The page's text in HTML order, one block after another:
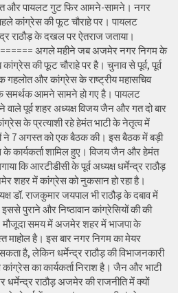
और पायलट गुट फिर आमने-सामने। नगर
कांग्रेस की फूट चौराहे पर। पायलट
राठौड़ के दखल पर ऐतराज जताया।
अगले महीने जब अजमेर नगर निगम के
की फूट चौराहे पर है। चुनाव से पूर्व, पूर्व
गहलोत और कांग्रेस के राष्ट्रीय महासचिव
समर्थक आमने सामने हो गए है। पायलट
वाले पूर्व शहर अध्यक्ष विजय जैन और गत दो बार
के प्रत्याशी रहे हेमंत भाटी के नेतृत्व में
ने 7 अगस्त को एक बैठक की। इस बैठक में बड़ी
कार्यकर्ता शामिल हुए। विजय जैन और हेमंत
कि आरटीडीसी के पूर्व अध्यक्ष धर्मेन्द्र राठौड़
में कांग्रेस को नुकसान हो रहा है।
डॉ. राजकुमार जयपाल भी राठौड़ के दबाव में
पुराने और निष्ठावान कांग्रेसियों की की
मौजूदा समय में अजमेर शहर में भाजपा के
माहोल है। इस बार नगर निगम का मेयर
है, लेकिन धर्मेन्द्र राठौड़ की विभाजनकारी
कांग्रेस का कार्यकर्ता निराश है। जैन और भाटी
राठौड़ अजमेर की राजनीति में क्यों